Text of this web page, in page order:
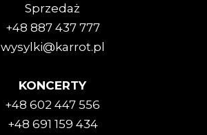
Sprzedaż
+48 887 437 777
wysylki@karrot.pl
KONCERTY
+48 602 447 556
+48 691 159 434